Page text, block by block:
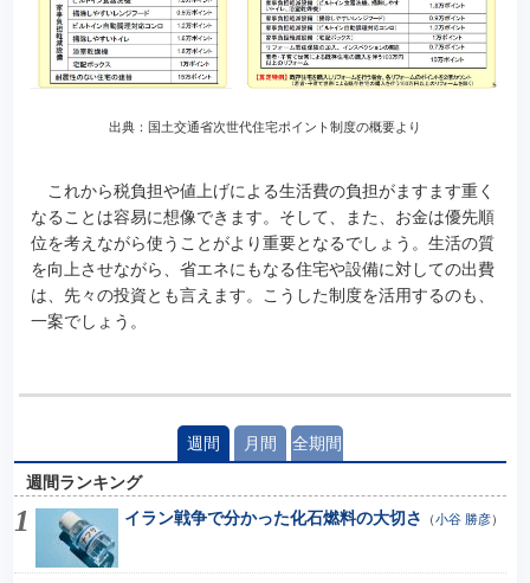
出典：国土交通省次世代住宅ポイント制度の概要より
これから税負担や値上げによる生活費の負担がますます重く
なることは容易に想像できます。そして、また、お金は優先順
位を考えながら使うことがより重要となるでしょう。生活の質
を向上させながら、省エネにもなる住宅や設備に対しての出費
は、先々の投資とも言えます。こうした制度を活用するのも、
一案でしょう。
週間 月間 全期間
週間ランキング
イラン戦争で分かった化石燃料の大切さ
（小谷 勝彦）